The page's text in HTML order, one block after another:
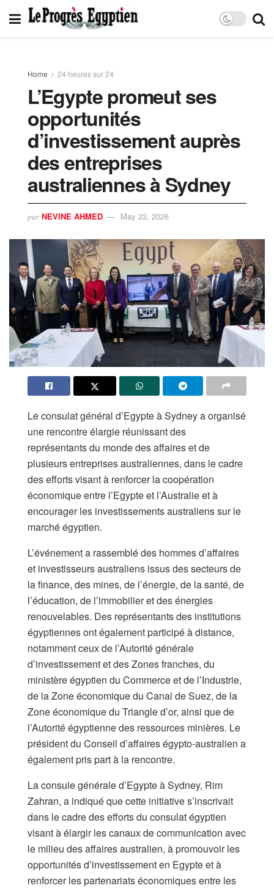
Home 24 heures sur 24
L’Egypte promeut ses
opportunités
d’investissement auprès
des entreprises
australiennes à Sydney
par NEVINE AHMED May 23, 2026
Le consulat général d’Egypte à Sydney a organisé
une rencontre élargie réunissant des
représentants du monde des affaires et de
plusieurs entreprises australiennes, dans le cadre
des efforts visant à renforcer la coopération
économique entre l’Egypte et l’Australie et à
encourager les investissements australiens sur le
marché égyptien.
L’événement a rassemblé des hommes d’affaires
et investisseurs australiens issus des secteurs de
la finance, des mines, de l’énergie, de la santé, de
l’éducation, de l’immobilier et des énergies
renouvelables. Des représentants des institutions
égyptiennes ont également participé à distance,
notamment ceux de l’Autorité générale
d’investissement et des Zones franches, du
ministère égyptien du Commerce et de l’Industrie,
de la Zone économique du Canal de Suez, de la
Zone économique du Triangle d’or, ainsi que de
l’Autorité égyptienne des ressources minières. Le
président du Conseil d’affaires égypto-australien a
également pris part à la rencontre.
La consule générale d’Egypte à Sydney, Rim
Zahran, a indiqué que cette initiative s’inscrivait
dans le cadre des efforts du consulat égyptien
visant à élargir les canaux de communication avec
le milieu des affaires australien, à promouvoir les
opportunités d’investissement en Egypte et à
renforcer les partenariats économiques entre les